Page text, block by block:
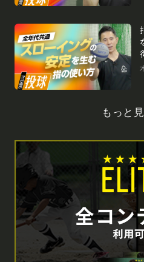
もっと